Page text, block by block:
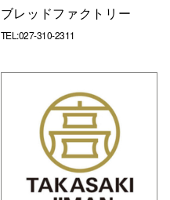
ブレッドファクトリー
TEL:027-310-2311